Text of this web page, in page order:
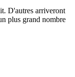
D'autres arriveront
plus grand nombre